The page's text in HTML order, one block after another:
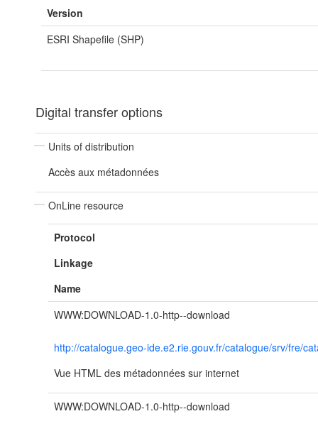
Version
ESRI Shapefile (SHP)
Digital transfer options
Units of distribution
Accès aux métadonnées
OnLine resource
Protocol
Linkage
Name
WWW:DOWNLOAD-1.0-http--download
http://catalogue.geo-ide.e2.rie.gouv.fr/catalogue/srv/fre/
Vue HTML des métadonnées sur internet
WWW:DOWNLOAD-1.0-http--download